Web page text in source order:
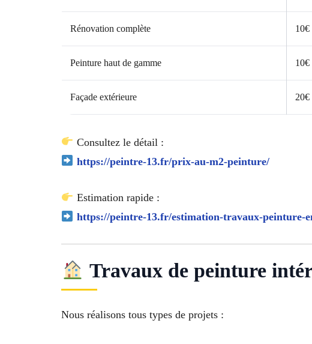
Rénovation complète 10€
Peinture haut de gamme 10€
Façade extérieure 20€
Consultez le détail :
https://peintre-13.fr/prix-au-m2-peinture/
Estimation rapide :
https://peintre-13.fr/estimation-travaux-peinture-
Travaux de peinture
Nous réalisons tous types de projets :